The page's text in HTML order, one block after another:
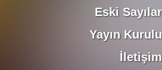
Eski Sayılar
Yayın Kurulu
İletişim